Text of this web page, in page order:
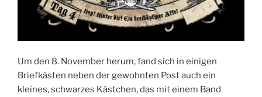
Um den 8. November herum, fand sich in einigen
Briefkästen neben der gewohnten Post auch ein
kleines, schwarzes Kästchen, das mit einem Band